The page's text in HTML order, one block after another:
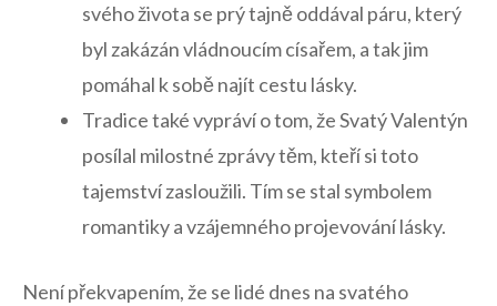
svého ⁢života se prý tajně oddával‍ páru, který
byl zakázán vládnoucím císařem,⁣ a tak jim
pomáhal k sobě najít cestu lásky.
Tradice také vypráví o tom, že Svatý Valentýn
posílal milostné zprávy těm, kteří si toto
tajemství zasloužili. Tím⁣ se stal symbolem
romantiky ⁤a vzájemného projevování lásky.
Není překvapením, že se lidé dnes na svatého⁢